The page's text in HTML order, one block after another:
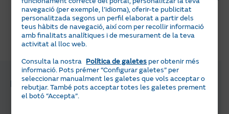
l’inici fins a disposar d’energia solar.
T'ha semblat útil aquesta informació?
Preguntes i gestions relacionades
navegació (per exemple, l’idioma), oferir-te publicitat
personalitzada segons un perfil elaborat a partir dels
teus hàbits de navegació, així com per recollir informació
amb finalitats analítiques i de mesurament de la teva
activitat al lloc web.
Consulta la nostra Política de galetes per obtenir més
informació. Pots prémer “Configurar galetes” per
seleccionar manualment les galetes que vols acceptar o
rebutjar. També pots acceptar totes les galetes prement
el botó “Accepta”.